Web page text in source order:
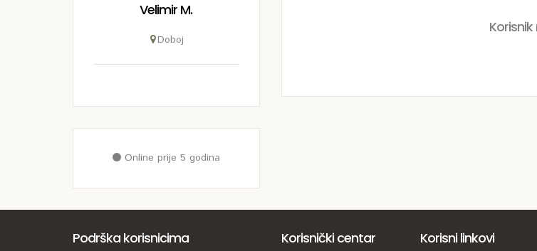
Velimir M.
Doboj
Online prije 5 godina
Podrška korisnicima Korisnički centar Korisni linkovi